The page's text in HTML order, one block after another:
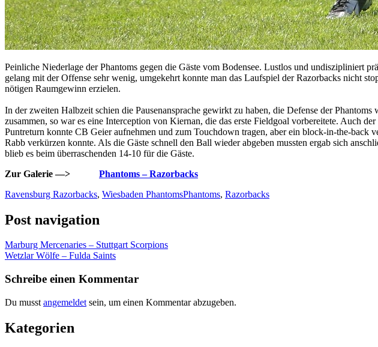
Peinliche Niederlage der Phantoms gegen die Gäste vom Bodensee. Lustlos und undiszipliniert
gelang mit der Offense sehr wenig, umgekehrt konnte man das Laufspiel der Razorbacks nicht
nötigen Raumgewinn erzielen.
In der zweiten Halbzeit schien die Pausenansprache gewirkt zu haben, die Defense der
zusammen, so war es eine Interception von Kiernan, die das erste Fieldgoal vorbereitete. Auch
Puntreturn konnte CB Geier aufnehmen und zum Touchdown tragen, aber ein block-in-the-back
Rabb verkürzen konnte. Als die Gäste schnell den Ball wieder abgeben mussten ergab sich
blieb es beim überraschenden 14-10 für die Gäste.
Zur Galerie —> Phantoms – Razorbacks
Ravensburg Razorbacks, Wiesbaden PhantomsPhantoms, Razorbacks
Post navigation
Marburg Mercenaries – Stuttgart Scorpions
Wetzlar Wölfe – Fulda Saints
Schreibe einen Kommentar
Du musst angemeldet sein, um einen Kommentar abzugeben.
Kategorien